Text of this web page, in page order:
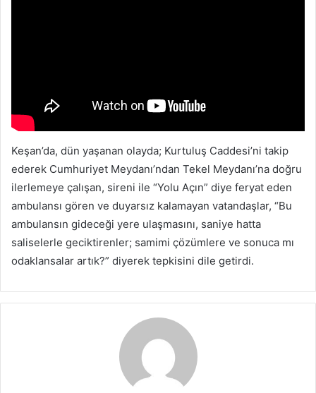
Keşan’da, dün yaşanan olayda; Kurtuluş Caddesi’ni takip
ederek Cumhuriyet Meydanı’ndan Tekel Meydanı’na doğru
ilerlemeye çalışan, sireni ile “Yolu Açın” diye feryat eden
ambulansı gören ve duyarsız kalamayan vatandaşlar, “Bu
ambulansın gideceği yere ulaşmasını, saniye hatta
saliselerle geciktirenler; samimi çözümlere ve sonuca mı
odaklansalar artık?” diyerek tepkisini dile getirdi.